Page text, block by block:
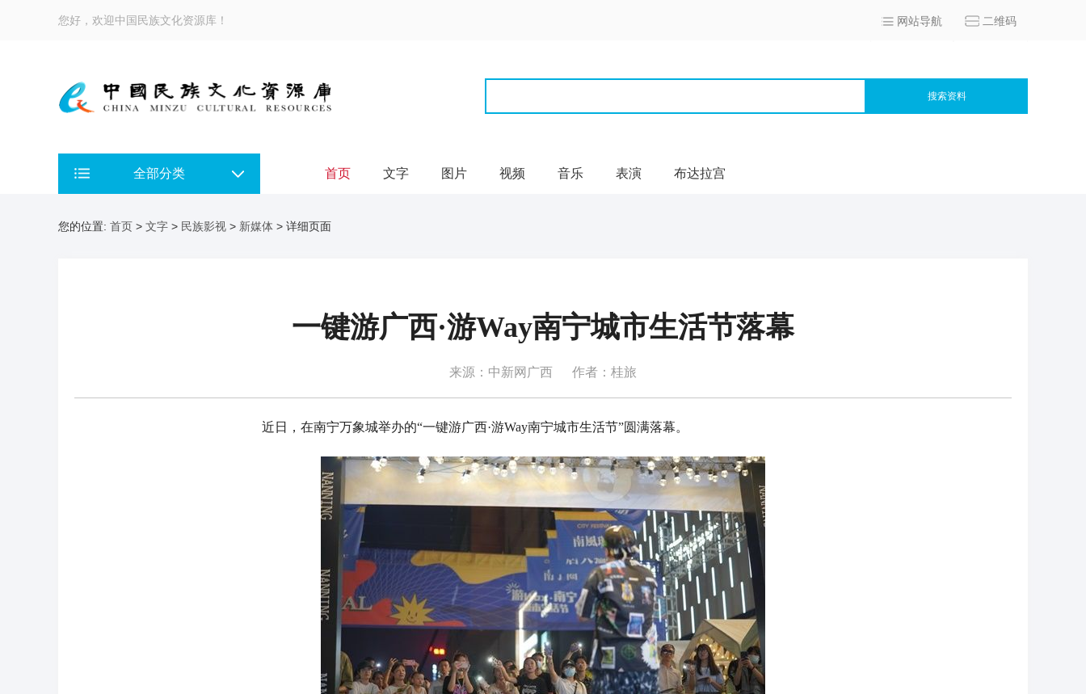
您好，欢迎中国民族文化资源库！ 网站导航 二维码
搜索资料
全部分类 首页 文字 图片 视频 音乐 表演 布达拉宫
您的位置: 首页 > 文字 > 民族影视 > 新媒体 > 详细页面
一键游广西·游Way南宁城市生活节落幕
来源：中新网广西 作者：桂旅
近日，在南宁万象城举办的“一键游广西·游Way南宁城市生活节”圆满落幕。